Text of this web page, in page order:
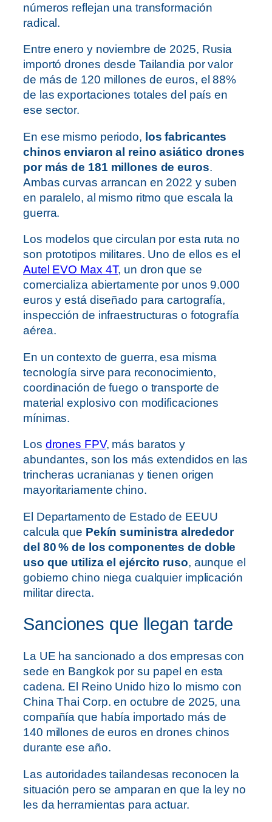
números reflejan una transformación
radical.
Entre enero y noviembre de 2025, Rusia
importó drones desde Tailandia por valor
de más de 120 millones de euros, el 88%
de las exportaciones totales del país en
ese sector.
En ese mismo periodo, los fabricantes
chinos enviaron al reino asiático drones
por más de 181 millones de euros.
Ambas curvas arrancan en 2022 y suben
en paralelo, al mismo ritmo que escala la
guerra.
Los modelos que circulan por esta ruta no
son prototipos militares. Uno de ellos es el
Autel EVO Max 4T, un dron que se
comercializa abiertamente por unos 9.000
euros y está diseñado para cartografía,
inspección de infraestructuras o fotografía
aérea.
En un contexto de guerra, esa misma
tecnología sirve para reconocimiento,
coordinación de fuego o transporte de
material explosivo con modificaciones
mínimas.
Los drones FPV, más baratos y
abundantes, son los más extendidos en las
trincheras ucranianas y tienen origen
mayoritariamente chino.
El Departamento de Estado de EEUU
calcula que Pekín suministra alrededor
del 80 % de los componentes de doble
uso que utiliza el ejército ruso, aunque el
gobierno chino niega cualquier implicación
militar directa.
Sanciones que llegan tarde
La UE ha sancionado a dos empresas con
sede en Bangkok por su papel en esta
cadena. El Reino Unido hizo lo mismo con
China Thai Corp. en octubre de 2025, una
compañía que había importado más de
140 millones de euros en drones chinos
durante ese año.
Las autoridades tailandesas reconocen la
situación pero se amparan en que la ley no
les da herramientas para actuar.